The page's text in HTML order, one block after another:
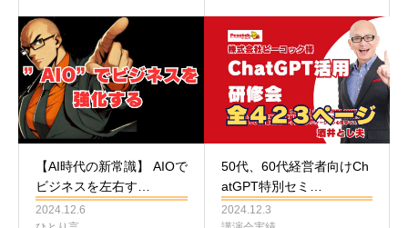
【AI時代の新常識】 AIOで
ビジネスを左右す…
2024.12.6
50代、60代経営者向けCh
atGPT特別セミ…
2024.12.3